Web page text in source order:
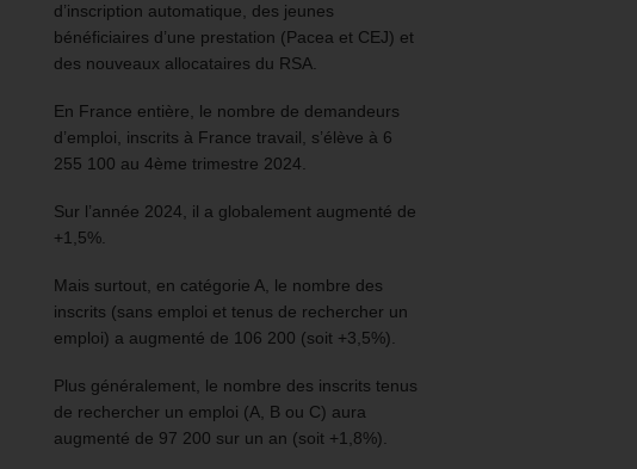
d’inscription automatique, des jeunes
bénéficiaires d’une prestation (Pacea et CEJ) et
des nouveaux allocataires du RSA.
En France entière, le nombre de demandeurs
d’emploi, inscrits à France travail, s’élève à 6
255 100 au 4ème trimestre 2024.
Sur l’année 2024, il a globalement augmenté de
+1,5%.
Mais surtout, en catégorie A, le nombre des
inscrits (sans emploi et tenus de rechercher un
emploi) a augmenté de 106 200 (soit +3,5%).
Plus généralement, le nombre des inscrits tenus
de rechercher un emploi (A, B ou C) aura
augmenté de 97 200 sur un an (soit +1,8%).